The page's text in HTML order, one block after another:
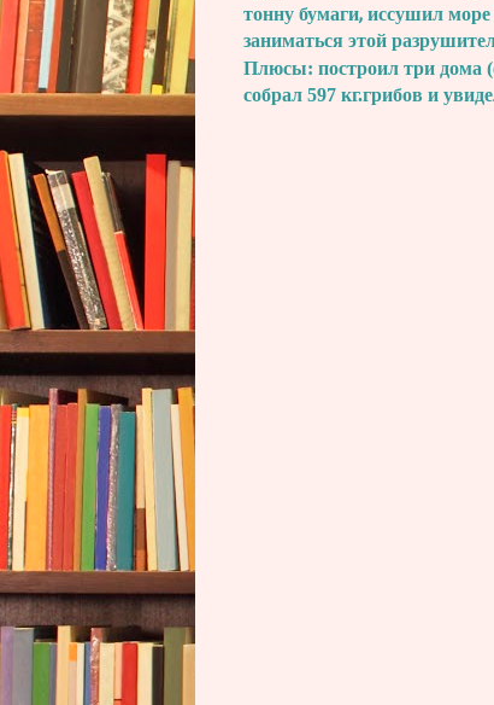
тонну бумаги, иссушил
заниматься этой
Плюсы: построил три дома
собрал 597 кг.грибов и